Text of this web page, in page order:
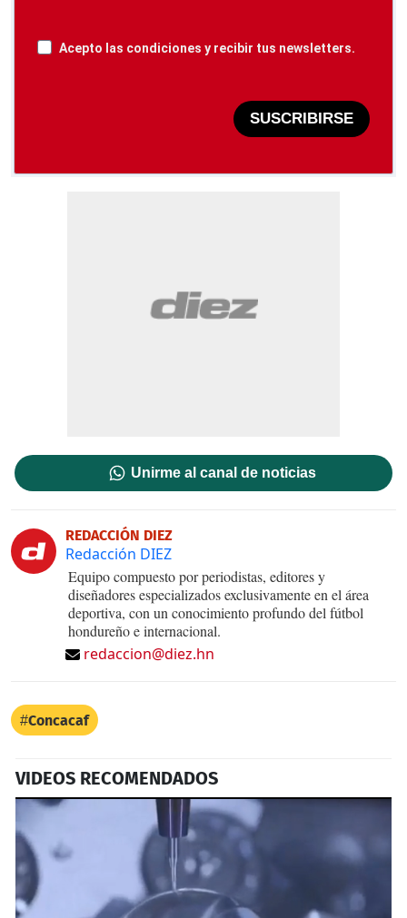
Acepto las condiciones y recibir tus newsletters.
SUSCRIBIRSE
Unirme al canal de noticias
REDACCIÓN DIEZ
Redacción DIEZ
Equipo compuesto por periodistas, editores y
diseñadores especializados exclusivamente en el área
deportiva, con un conocimiento profundo del fútbol
hondureño e internacional.
redaccion@diez.hn
Concacaf
VIDEOS RECOMENDADOS